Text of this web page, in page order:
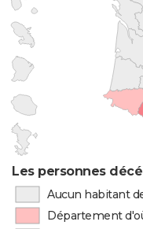
Les personnes
Aucun habitant
Département